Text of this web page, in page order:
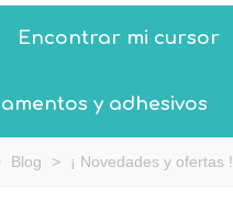
Encontrar mi cursor
y adhesivos
Blog > ¡ Novedades y ofertas !